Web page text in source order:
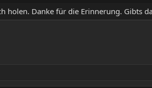
holen. Danke für die Erinnerung. Gibts